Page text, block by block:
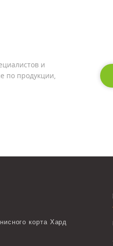
и
по продукции,
корта Хард